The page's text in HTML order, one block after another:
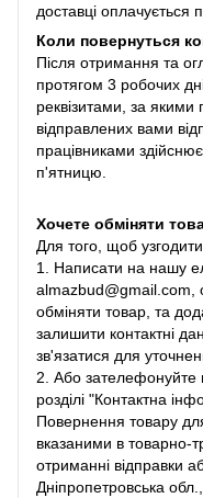
доставці оплачується
Коли повернуться
Після отримання та
протягом 3 робочих
реквізитами, за
відправлених вами
працівниками
п'ятницю.
Хочете обміняти
Для того, щоб
1. Написати на нашу
almazbud@gmail.com,
обміняти товар, та
залишити контактні
зв'язатися для
2. Або
розділі "Контактна
Повернення товару
вказаними в товарно-
отриманні відправки
Дніпропетровська